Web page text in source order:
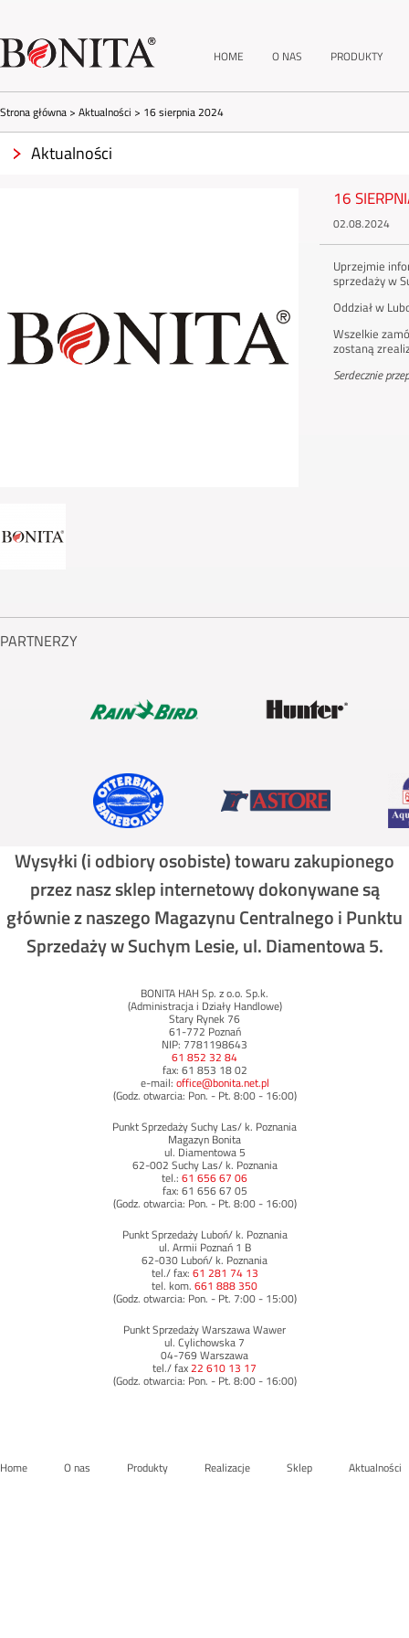
HOME O NAS PRODUKTY
Strona główna > Aktualności > 16 sierpnia 2024
Aktualności
16
02.08.2024
Uprzejmie
sprzedaży w
Oddział w
Wszelkie
zostaną
Serdecznie
PARTNERZY
Wysyłki (i odbiory osobiste) towaru zakupionego
przez nasz sklep internetowy dokonywane są
głównie z naszego Magazynu Centralnego i Punktu
Sprzedaży w Suchym Lesie, ul. Diamentowa 5.
BONITA HAH Sp. z o.o. Sp.k.
(Administracja i Działy Handlowe)
Stary Rynek 76
61-772 Poznań
NIP: 7781198643
61 852 32 84
fax: 61 853 18 02
e-mail: office@bonita.net.pl
(Godz. otwarcia: Pon. - Pt. 8:00 - 16:00)
Punkt Sprzedaży Suchy Las/ k. Poznania
Magazyn Bonita
ul. Diamentowa 5
62-002 Suchy Las/ k. Poznania
tel.: 61 656 67 06
fax: 61 656 67 05
(Godz. otwarcia: Pon. - Pt. 8:00 - 16:00)
Punkt Sprzedaży Luboń/ k. Poznania
ul. Armii Poznań 1 B
62-030 Luboń/ k. Poznania
tel./ fax: 61 281 74 13
tel. kom. 661 888 350
(Godz. otwarcia: Pon. - Pt. 7:00 - 15:00)
Punkt Sprzedaży Warszawa Wawer
ul. Cylichowska 7
04-769 Warszawa
tel./ fax22 610 13 17
(Godz. otwarcia: Pon. - Pt. 8:00 - 16:00)
Home O nas Produkty Realizacje Sklep Aktualności